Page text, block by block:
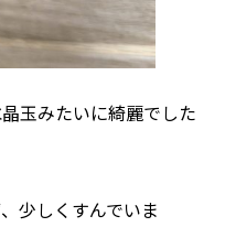
玉みたいに綺麗でした
少しくすんでいま